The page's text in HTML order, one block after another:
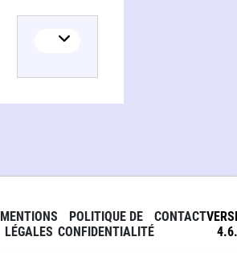
MENTIONS
LÉGALES
POLITIQUE DE
CONFIDENTIALITÉ
CONTACT